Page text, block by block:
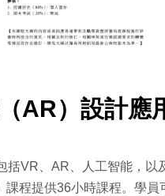
AR）設計應
括VR、AR、人工智能，以
程提供36小時課程。學員